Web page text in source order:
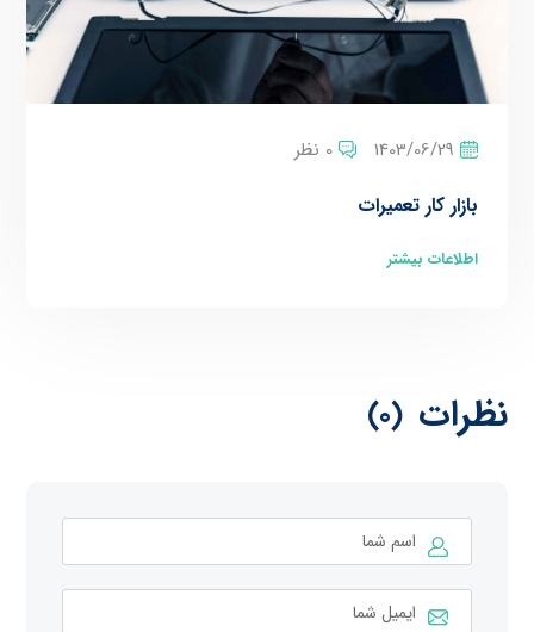
1403/06/29 0 نظر
بازار کار تعمیرات
اطلاعات بیشتر
نظرات (0)